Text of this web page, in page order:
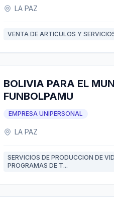
LA PAZ
VENTA DE ARTICULOS Y
BOLIVIA PARA EL
FUNBOLPAMU
EMPRESA UNIPERSONAL
LA PAZ
SERVICIOS DE PRODUCCION DE
PROGRAMAS DE T...